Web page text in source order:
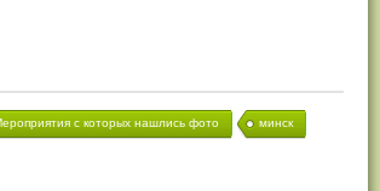
с которых нашлись фото минск